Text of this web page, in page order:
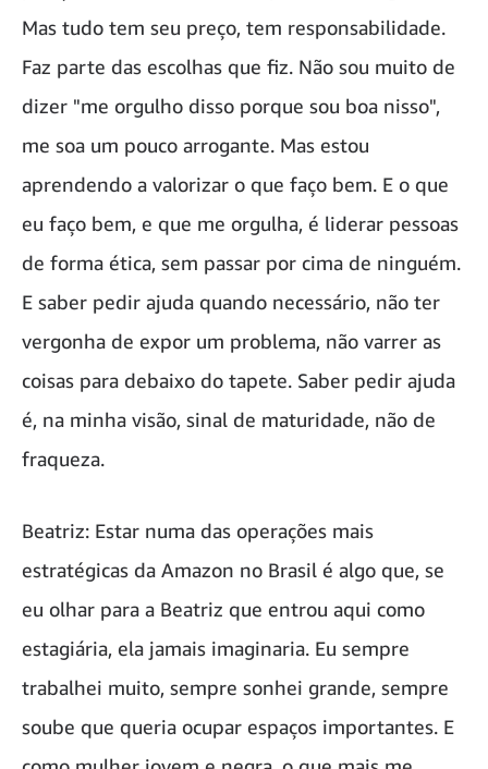
Mas tudo tem seu preço, tem responsabilidade.
Faz parte das escolhas que fiz. Não sou muito de
dizer "me orgulho disso porque sou boa nisso",
me soa um pouco arrogante. Mas estou
aprendendo a valorizar o que faço bem. E o que
eu faço bem, e que me orgulha, é liderar pessoas
de forma ética, sem passar por cima de ninguém.
E saber pedir ajuda quando necessário, não ter
vergonha de expor um problema, não varrer as
coisas para debaixo do tapete. Saber pedir ajuda
é, na minha visão, sinal de maturidade, não de
fraqueza.
Beatriz: Estar numa das operações mais
estratégicas da Amazon no Brasil é algo que, se
eu olhar para a Beatriz que entrou aqui como
estagiária, ela jamais imaginaria. Eu sempre
trabalhei muito, sempre sonhei grande, sempre
soube que queria ocupar espaços importantes. E